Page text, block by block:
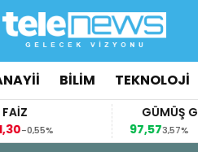
BİLİM TEKNOLOJİ
GÜMÜŞ GRAM
97,57
3,57%